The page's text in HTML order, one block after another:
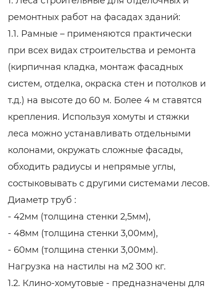
ремонтных работ на фасадах зданий:
1.1. Рамные – применяются практически
при всех видах строительства и ремонта
(кирпичная кладка, монтаж фасадных
систем, отделка, окраска стен и потолков и
т.д.) на высоте до 60 м. Более 4 м ставятся
крепления. Используя хомуты и стяжки
леса можно устанавливать отдельными
колонами, окружать сложные фасады,
обходить радиусы и непрямые углы,
состыковывать с другими системами лесов.
Диаметр труб :
- 42мм (толщина стенки 2,5мм),
- 48мм (толщина стенки 3,00мм),
- 60мм (толщина стенки 3,00мм).
Нагрузка на настилы на м2 300 кг.
1.2. Клино-хомутовые - предназначены для